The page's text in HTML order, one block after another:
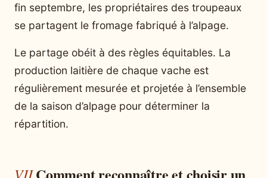
fin septembre, les propriétaires des troupeaux
se partagent le fromage fabriqué à l’alpage.
Le partage obéit à des règles équitables. La
production laitière de chaque vache est
régulièrement mesurée et projetée à l’ensemble
de la saison d’alpage pour déterminer la
répartition.